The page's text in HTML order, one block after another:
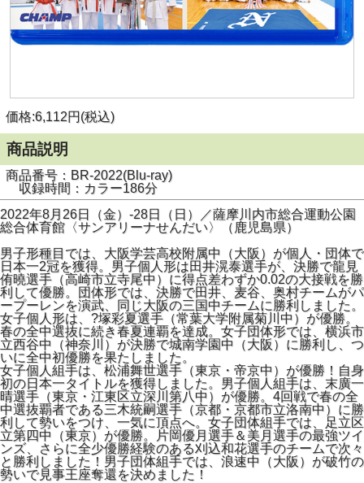
価格:6,112円(税込)
商品説明
商品番号：BR-2022(Blu-ray)
収録時間：カラー186分
2022年8月26日（金）-28日（日）／薩摩川内市総合運動公園
総合体育館〈サンアリーナせんだい〉（鹿児島県）
男子形種目では、大阪学芸高校附属中（大阪）が個人・団体で
日本一2冠を獲得。男子個人形は田井滉泰選手が、決勝で龍見
侑曉選手（高崎市立寺尾中）に得点差わずか0.02の大接戦を勝
利して優勝。団体形では、決勝で田井、麦谷、奥村チームがパ
ープーレンを演武、同じ大阪の三国中チームに勝利しました。
女子個人形は、?塚彩夏選手（常葉大学附属菊川中）が優勝。
春の全中選抜に続き春夏連覇を達成。女子団体形では、横浜市
立西谷中（神奈川）が決勝で城南学園中（大阪）に勝利し、つ
いに全中初優勝を果たしました。
女子個人組手は、松浦舞世選手（東京・帝京中）が優勝！自身
初の日本一タイトルを獲得しました。男子個人組手は、末廣一
晴選手（東京・江東区立深川第八中）が優勝。4回戦で春の全
中選抜覇者である三木統嗣選手（京都・京都市立洛南中）に勝
利して勢いをつけ、一気に頂点へ。女子団体組手では、足立区
立第四中（東京）が優勝。片岡優月選手＆美月選手の最強ツイ
ンズ、さらに全少優勝経験のある刈込和花選手のチームで次々
と勝利しました！男子団体組手では、浪速中（大阪）が破竹の
勢いで見事王座奪還を決めました！